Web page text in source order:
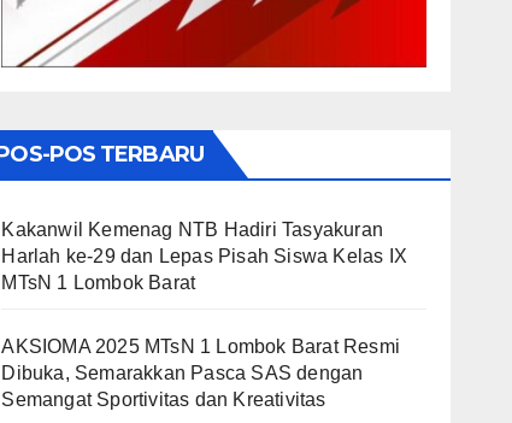
POS TERBARU
Kakanwil Kemenag NTB Hadiri Tasyakuran
Harlah ke-29 dan Lepas Pisah Siswa Kelas IX
MTsN 1 Lombok Barat
AKSIOMA 2025 MTsN 1 Lombok Barat Resmi
Dibuka, Semarakkan Pasca SAS dengan
Semangat Sportivitas dan Kreativitas